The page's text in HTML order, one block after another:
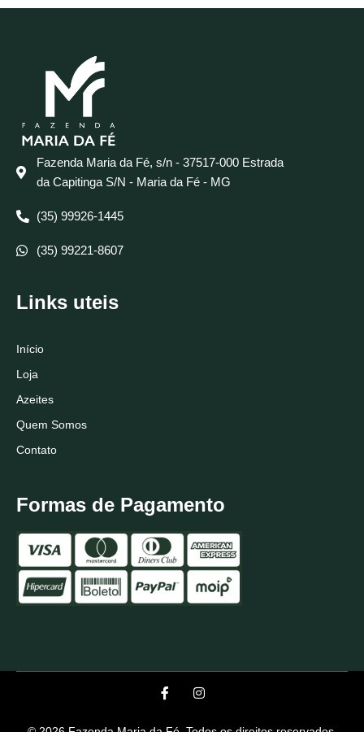
Fazenda Maria da Fé, s/n - 37517-000 Estrada
da Capitinga S/N - Maria da Fé - MG
(35) 99926-1445
(35) 99221-8607
Links uteis
Início
Loja
Azeites
Quem Somos
Contato
Formas de Pagamento